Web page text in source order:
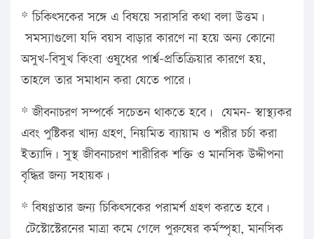
* চিকিৎসকের সঙ্গে এ বিষয়ে সরাসরি কথা বলা উত্তম।
সমস্যাগুলো যদি বয়স বাড়ার কারণে না হয়ে অন্য কোনো
অসুখ-বিসুখ কিংবা ওষুধের পার্শ্ব-প্রতিক্রিয়ার কারণে হয়,
তাহলে তার সমাধান করা যেতে পারে।
* জীবনাচরণ সম্পর্কে সচেতন থাকতে হবে। যেমন- স্বাস্থ্যকর
এবং পুষ্টিকর খাদ্য গ্রহণ, নিয়মিত ব্যায়াম ও শরীর চর্চা করা
ইত্যাদি। সুস্থ জীবনাচরণ শারীরিক শক্তি ও মানসিক উদ্দীপনা
বৃদ্ধির জন্য সহায়ক।
* বিষণ্ণতার জন্য চিকিৎসকের পরামর্শ গ্রহণ করতে হবে।
টেস্টোস্টেরনের মাত্রা কমে গেলে পুরুষের কর্মস্পৃহা, মানসিক